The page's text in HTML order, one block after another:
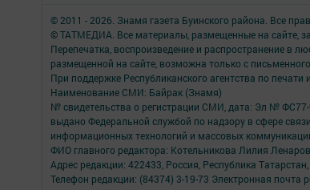
© 2011 - 2026. Знамя газета Буинского района. Все
© ТАТМЕДИА. Все материалы, размещенные на сайте,
Перепечатка, воспроизведение и распространение в
размещенной на сайте, возможна только с
При поддержке Республиканского агентства по
Наименование СМИ: Байрак (Знамя)
№ свидетельства о регистрации СМИ, дата: Эл № ФС77-
выдано Федеральной службой по надзору в сфере связи,
информационных технологий и массовых
ФИО главного редактора: Котельникова Лилия
Адрес редакции: 422433, Россия, Республика
Телефон редакции: (84374) 3-19-73 Электронная почта